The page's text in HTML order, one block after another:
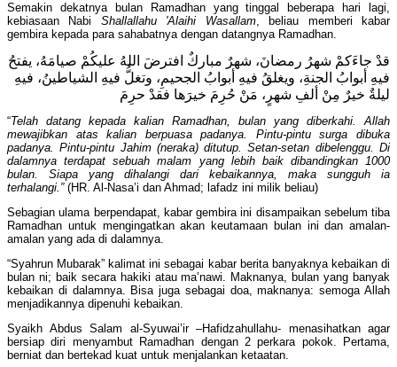
Semakin dekatnya bulan Ramadhan yang tinggal beberapa hari lagi,
kebiasaan Nabi Shallallahu 'Alaihi Wasallam, beliau memberi kabar
gembira kepada para sahabatnya dengan datangnya Ramadhan.
قدْ جاءَكمْ شهرُ رمضانَ، شهرٌ مباركٌ افترضَ اللهُ عليكُمْ صيامَهُ، يفتحُ
فيهِ أبوابُ الجنةِ، ويغلقُ فيهِ أبوابُ الجحيمِ، وتغلُّ فيهِ الشياطينُ، فيهِ
ليلةٌ خيرٌ مِنْ ألفِ شهرٍ، مَنْ حُرِمَ خيرَها فقدْ حرِمَ
“Telah datang kepada kalian Ramadhan, bulan yang diberkahi. Allah
mewajibkan atas kalian berpuasa padanya. Pintu-pintu surga dibuka
padanya. Pintu-pintu Jahim (neraka) ditutup. Setan-setan dibelenggu. Di
dalamnya terdapat sebuah malam yang lebih baik dibandingkan 1000
bulan. Siapa yang dihalangi dari kebaikannya, maka sungguh ia
terhalangi.”(HR. Al-Nasa’i dan Ahmad; lafadz ini milik beliau)
Sebagian ulama berpendapat, kabar gembira ini disampaikan sebelum tiba
Ramadhan untuk mengingatkan akan keutamaan bulan ini dan amalan-
amalan yang ada di dalamnya.
“Syahrun Mubarak” kalimat ini sebagai kabar berita banyaknya kebaikan di
bulan ni; baik secara hakiki atau ma’nawi. Maknanya, bulan yang banyak
kebaikan di dalamnya. Bisa juga sebagai doa, maknanya: semoga Allah
menjadikannya dipenuhi kebaikan.
Syaikh Abdus Salam al-Syuwai’ir –Hafidzahullahu- menasihatkan agar
bersiap diri menyambut Ramadhan dengan 2 perkara pokok. Pertama,
berniat dan bertekad kuat untuk menjalankan ketaatan.